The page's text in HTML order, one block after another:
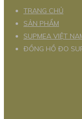
TRANG CHỦ
SẢN PHẨM
SUPMEA VIỆT
ĐỒNG HỒ ĐO